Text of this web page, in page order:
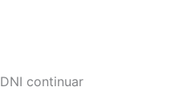
continuar